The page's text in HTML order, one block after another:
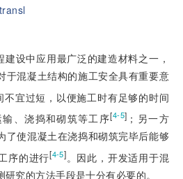
transl
建设中应用最广泛的建造材料之一，
于混凝土结构的施工安全具有重要意
不宜过短，以便施工时有足够的时间
、浇捣和砌筑等工序[4-5] ；另一方
了使混凝土在浇捣和砌筑完毕后能够
序的进行[4-5]。因此，开发适用于混
究的方法手段是十分有必要的。